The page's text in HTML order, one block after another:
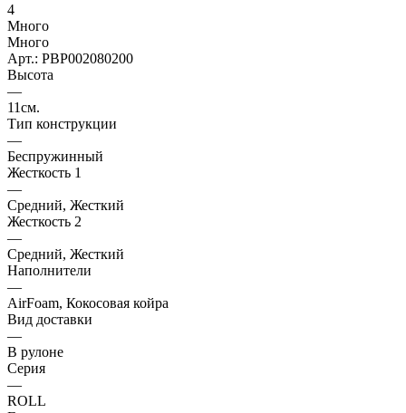
4
Много
Много
Арт.: PBP002080200
Высота
—
11см.
Тип конструкции
—
Беспружинный
Жесткость 1
—
Средний, Жесткий
Жесткость 2
—
Средний, Жесткий
Наполнители
—
AirFoam, Кокосовая койра
Вид доставки
—
В рулоне
Серия
—
ROLL